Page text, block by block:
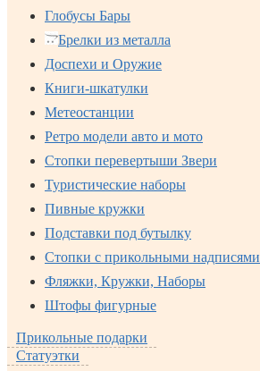
Глобусы Бары
Брелки из металла
Доспехи и Оружие
Книги-шкатулки
Метеостанции
Ретро модели авто и мото
Стопки перевертыши Звери
Туристические наборы
Пивные кружки
Подставки под бутылку
Стопки с прикольными надписями
Фляжки, Кружки, Наборы
Штофы фигурные
Прикольные подарки
Статуэтки